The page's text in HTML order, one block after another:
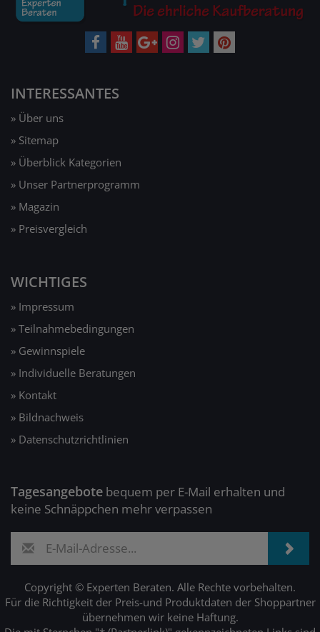
INTERESSANTES
» Über uns
» Sitemap
» Überblick Kategorien
» Unser Partnerprogramm
» Magazin
» Preisvergleich
WICHTIGES
» Impressum
» Teilnahmebedingungen
» Gewinnspiele
» Individuelle Beratungen
» Kontakt
» Bildnachweis
» Datenschutzrichtlinien
Tagesangebote bequem per E-Mail erhalten und
keine Schnäppchen mehr verpassen
Copyright © Experten Beraten. Alle Rechte vorbehalten.
Für die Richtigkeit der Preis-und Produktdaten der Shoppartner
übernehmen wir keine Haftung.